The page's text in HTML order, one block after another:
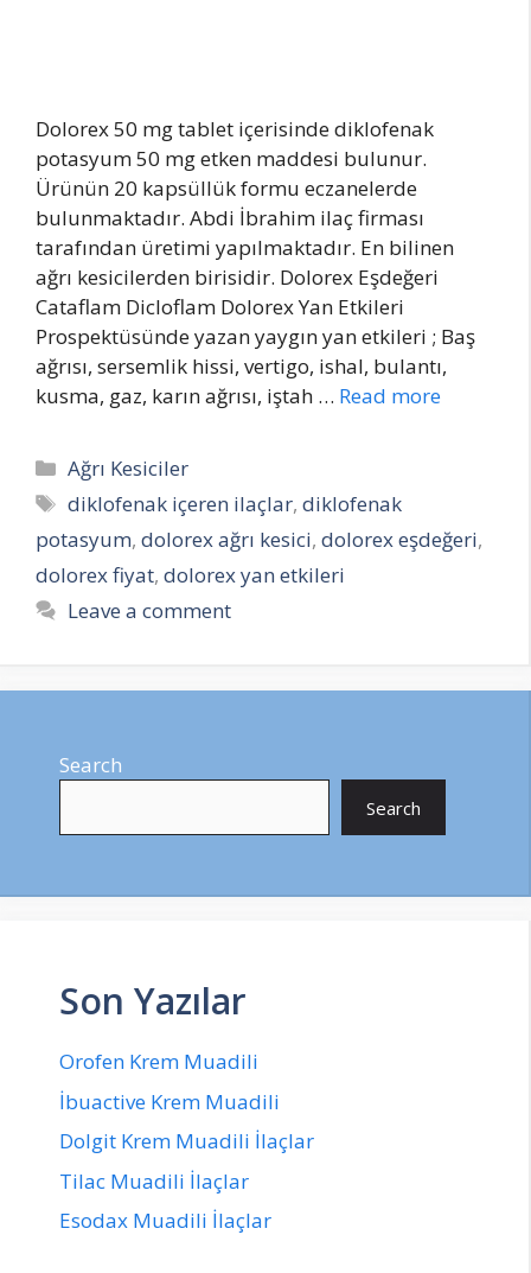
Dolorex 50 mg tablet içerisinde diklofenak
potasyum 50 mg etken maddesi bulunur.
Ürünün 20 kapsüllük formu eczanelerde
bulunmaktadır. Abdi İbrahim ilaç firması
tarafından üretimi yapılmaktadır. En bilinen
ağrı kesicilerden birisidir. Dolorex Eşdeğeri
Cataflam Dicloflam Dolorex Yan Etkileri
Prospektüsünde yazan yaygın yan etkileri ; Baş
ağrısı, sersemlik hissi, vertigo, ishal, bulantı,
kusma, gaz, karın ağrısı, iştah … Read more
Categories
Ağrı Kesiciler
Tags
diklofenak içeren ilaçlar,diklofenak
potasyum, dolorex ağrı kesici, dolorex eşdeğeri,
dolorex fiyat, dolorex yan etkileri
Leave a comment
Search
Search
Son Yazılar
Orofen Krem Muadili
İbuactive Krem Muadili
Dolgit Krem Muadili İlaçlar
Tilac Muadili İlaçlar
Esodax Muadili İlaçlar